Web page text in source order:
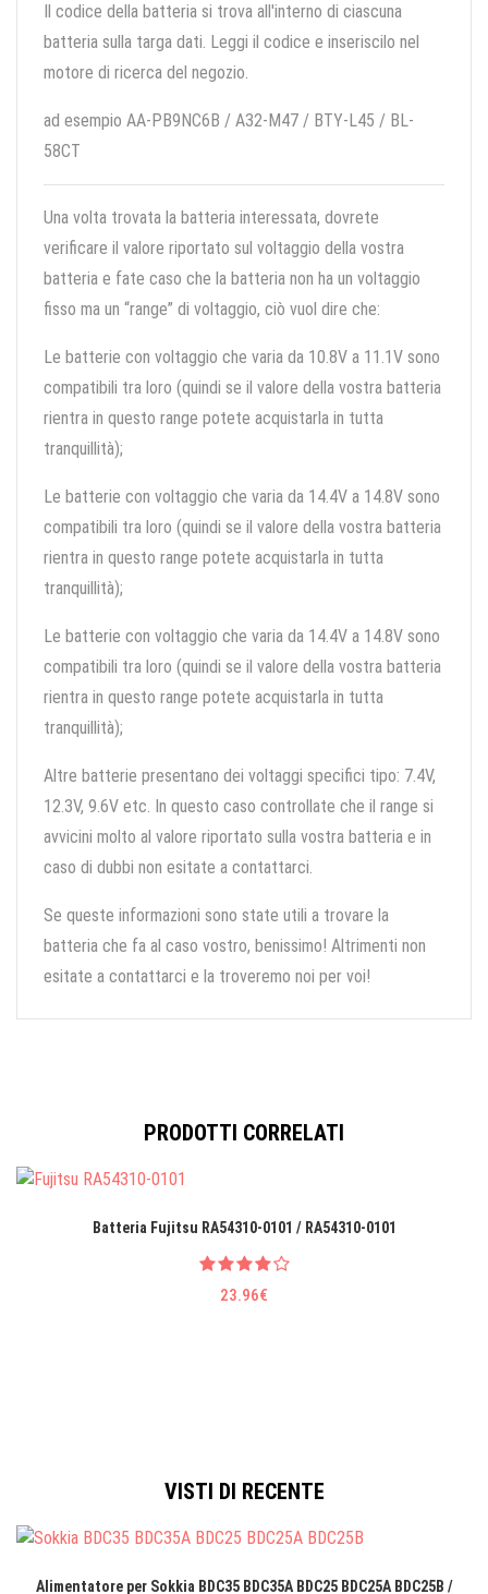
Il codice della batteria si trova all'interno di ciascuna
batteria sulla targa dati. Leggi il codice e inseriscilo nel
motore di ricerca del negozio.
ad esempio AA-PB9NC6B / A32-M47 / BTY-L45 / BL-
58CT
Una volta trovata la batteria interessata, dovrete
verificare il valore riportato sul voltaggio della vostra
batteria e fate caso che la batteria non ha un voltaggio
fisso ma un “range” di voltaggio, ciò vuol dire che:
Le batterie con voltaggio che varia da 10.8V a 11.1V sono
compatibili tra loro (quindi se il valore della vostra batteria
rientra in questo range potete acquistarla in tutta
tranquillità);
Le batterie con voltaggio che varia da 14.4V a 14.8V sono
compatibili tra loro (quindi se il valore della vostra batteria
rientra in questo range potete acquistarla in tutta
tranquillità);
Le batterie con voltaggio che varia da 14.4V a 14.8V sono
compatibili tra loro (quindi se il valore della vostra batteria
rientra in questo range potete acquistarla in tutta
tranquillità);
Altre batterie presentano dei voltaggi specifici tipo: 7.4V,
12.3V, 9.6V etc. In questo caso controllate che il range si
avvicini molto al valore riportato sulla vostra batteria e in
caso di dubbi non esitate a contattarci.
Se queste informazioni sono state utili a trovare la
batteria che fa al caso vostro, benissimo! Altrimenti non
esitate a contattarci e la troveremo noi per voi!
PRODOTTI CORRELATI
Batteria Fujitsu RA54310-0101 / RA54310-0101
23.96€
VISTI DI RECENTE
Alimentatore per Sokkia BDC35 BDC35A BDC25 BDC25A BDC25B /